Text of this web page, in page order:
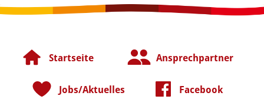
Startseite Ansprechpartner
Jobs/Aktuelles Facebook